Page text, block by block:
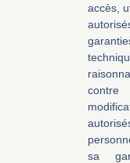
accès,
contre
sa